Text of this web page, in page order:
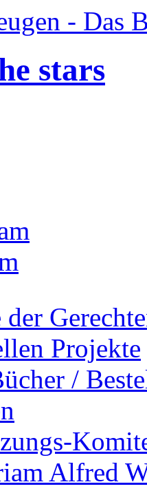
stars
Projekte
/
Alfred